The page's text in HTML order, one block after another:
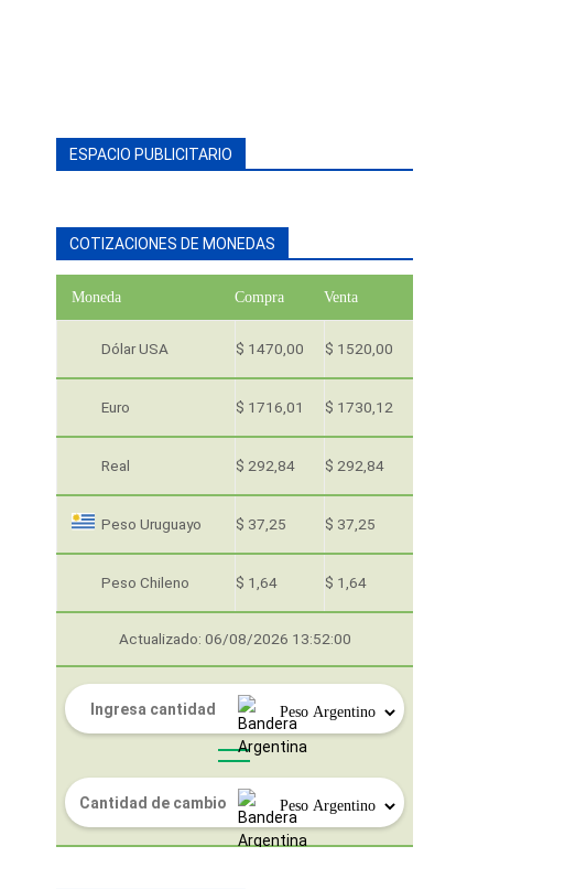
ESPACIO PUBLICITARIO
COTIZACIONES DE MONEDAS
Moneda Compra Venta
Dólar USA $ 1470,00 $ 1520,00
Euro $ 1716,01 $ 1730,12
Real $ 292,84 $ 292,84
Peso Uruguayo $ 37,25 $ 37,25
Peso Chileno $ 1,64 $ 1,64
Actualizado: 06/08/2026 13:52:00